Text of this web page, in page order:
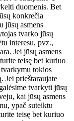
duomenis. Bet
konkrečia
jūsų asmens
tvarko jūsų
interesu, pvz.,
Jei jūsų asmens
teisę bet kuriuo
tvarkymu tokios
Jei prieštaraujate
tvarkyti jūsų
kai jūsų asmens
ypač suteiktu
teisę bet kuriuo